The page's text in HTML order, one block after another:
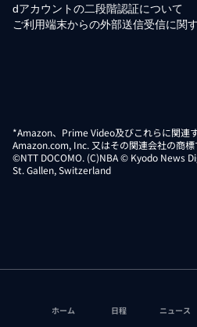
dアカウントの二段階認証について
ご利用端末からの外部送信受信に関
*Amazon、Prime Video及びこれらに関連
Amazon.com, Inc. 又はその関連会社の商標
©NTT DOCOMO. (C)NBA © Kyodo News
St. Gallen, Switzerland
ホーム 日程 ニュース